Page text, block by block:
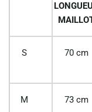
S 70 cm
M 73 cm